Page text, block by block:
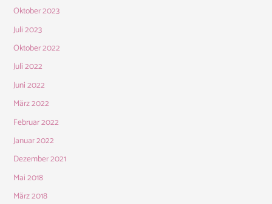
Oktober 2023
Juli 2023
Oktober 2022
Juli 2022
Juni 2022
März 2022
Februar 2022
Januar 2022
Dezember 2021
Mai 2018
März 2018